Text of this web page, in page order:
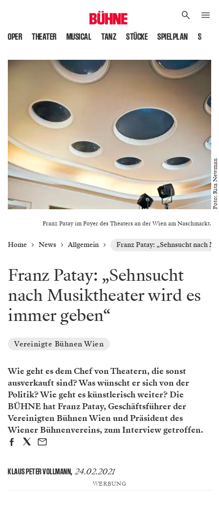
OPER THEATER MUSICAL TANZ STÜCKE SPIELPLAN
Franz Patay im Foyer des Theaters an der Wien am Naschmarkt.
Foto: Rita Newman
Home News Allgemein Franz Patay: „Sehnsucht nach
Franz Patay: „Sehnsucht
nach Musiktheater wird es
immer geben“
Vereinigte Bühnen Wien
Wie geht es dem Chef von Theatern, die sonst
ausverkauft sind? Was wünscht er sich von der
Politik? Wie geht es künstlerisch weiter? Die
BÜHNE hat Franz Patay, Geschäftsführer der
Vereinigten Bühnen Wien und Präsident des
Wiener Bühnenvereins, zum Interview getroffen.
KLAUS PETER VOLLMANN, 24.02.2021
WERBUNG